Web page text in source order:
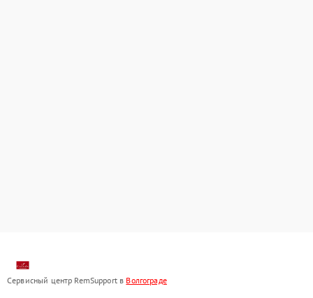
Сервисный центр RemSupport в Волгограде